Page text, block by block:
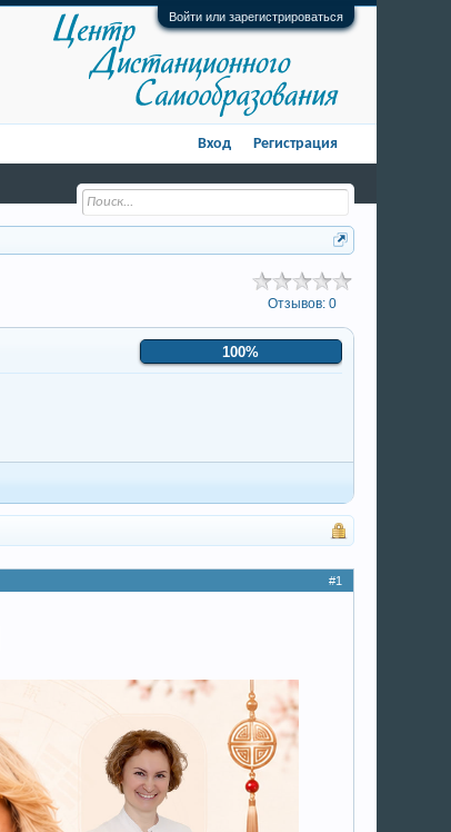
Войти или зарегистрироваться
Отзывов: 0
100%
#1
Вход Регистрация